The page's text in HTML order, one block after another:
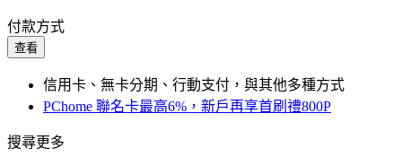
付款方式
查看
信用卡、無卡分期、行動支付，與其他多種方式
PChome 聯名卡最高6%，新戶再享首刷禮800P
搜尋更多